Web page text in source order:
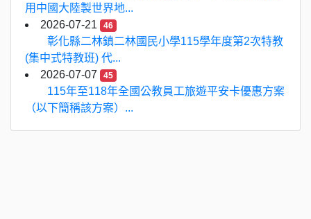
用中國大陸製世界地...
2026-07-21
46
彰化縣二林鎮二林國民小學115學年度第2次特教
(集中式特教班) 代...
2026-07-07
45
115年至118年全國公教員工旅遊平安卡優惠方案
（以下簡稱該方案）...